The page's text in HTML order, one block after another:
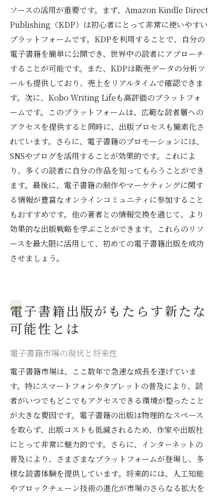
ソースの活用が重要です。まず、Amazon Kindle Direct
Publishing（KDP）は初心者にとって非常に使いやすい
プラットフォームです。KDPを利用することで、自分の
電子書籍を簡単に公開でき、世界中の読者にアプローチ
することが可能です。また、KDPは販売データの分析ツ
ールも提供しており、売上をリアルタイムで確認できま
す。次に、Kobo Writing Lifeも高評価のプラットフォ
ームです。このプラットフォームは、広範な読者層への
アクセスを提供すると同時に、出版プロセスも簡素化さ
れています。さらに、電子書籍のプロモーションには、
SNSやブログを活用することが効果的です。これによ
り、多くの読者に自分の作品を知ってもらうことができ
ます。最後に、電子書籍の制作やマーケティングに関す
る情報が豊富なオンラインコミュニティに参加すること
もおすすめです。他の著者との情報交換を通じて、より
効果的な出版戦略を学ぶことができます。これらのリソ
ースを最大限に活用して、初めての電子書籍出版を成功
させましょう。
電子書籍出版がもたらす新たな
可能性とは
電子書籍市場の現状と将来性
電子書籍市場は、ここ数年で急速な成長を遂げていま
す。特にスマートフォンやタブレットの普及により、読
者がいつでもどこでもアクセスできる環境が整ったこと
が大きな要因です。電子書籍の出版は物理的なスペース
を取らず、出版コストも低減されるため、作家や出版社
にとって非常に魅力的です。さらに、インターネットの
普及により、さまざまなプラットフォームが登場し、多
様な読書体験を提供しています。将来的には、人工知能
やブロックチェーン技術の進化が市場のさらなる拡大を